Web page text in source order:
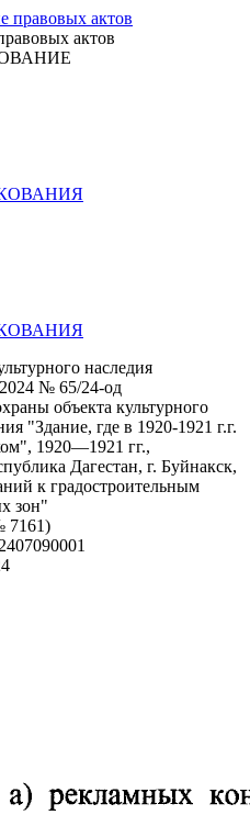
актов
наследия
№ 65/24-од
объекта культурного
"Здание, где в 1920-1921 г.г.
1920—1921 гг.,
Дагестан, г. Буйнакск,
к градостроительным
зон"
7161)